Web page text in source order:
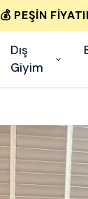
💰 PEŞIN
Dış
Giyim